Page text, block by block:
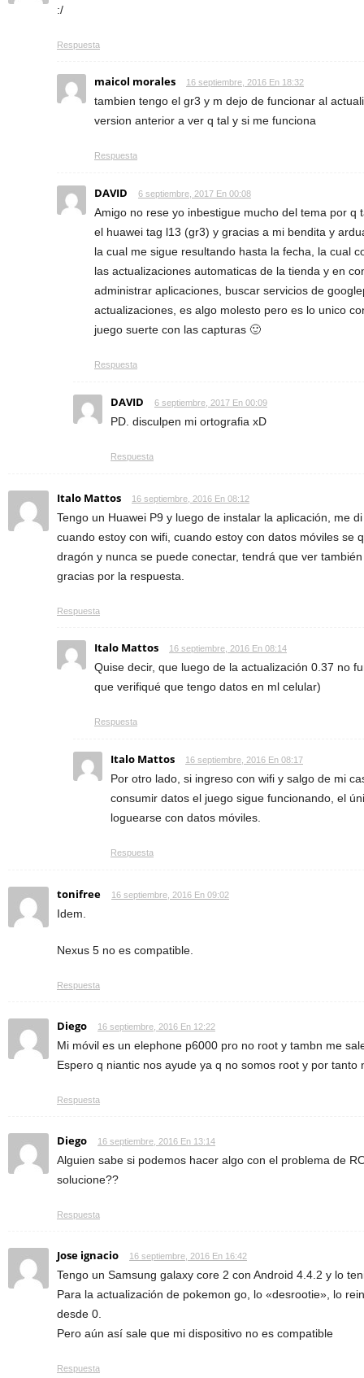
:/
Respuesta
maicol morales 16 septiembre, 2016 En 18:32
tambien tengo el gr3 y m dejo de funcionar al
version anterior a ver q tal y si me funciona
Respuesta
DAVID 6 septiembre, 2017 En 00:08
Amigo no rese yo inbestigue mucho del tema por q
el huawei tag l13 (gr3) y gracias a mi bendita y
la cual me sigue resultando hasta la fecha, la cual
las actualizaciones automaticas de la tienda y en
administrar aplicaciones, buscar servicios de
actualizaciones, es algo molesto pero es lo unico
juego suerte con las capturas 🙂
Respuesta
DAVID 6 septiembre, 2017 En 00:09
PD. disculpen mi ortografia xD
Respuesta
Italo Mattos 16 septiembre, 2016 En 08:12
Tengo un Huawei P9 y luego de instalar la aplicación, me
cuando estoy con wifi, cuando estoy con datos móviles se
dragón y nunca se puede conectar, tendrá que ver
gracias por la respuesta.
Respuesta
Italo Mattos 16 septiembre, 2016 En 08:14
Quise decir, que luego de la actualización 0.37 no
que verifiqué que tengo datos en ml celular)
Respuesta
Italo Mattos 16 septiembre, 2016 En 08:17
Por otro lado, si ingreso con wifi y salgo de mi
consumir datos el juego sigue funcionando, el
loguearse con datos móviles.
Respuesta
tonifree 16 septiembre, 2016 En 09:02
Idem.
Nexus 5 no es compatible.
Respuesta
Diego 16 septiembre, 2016 En 12:22
Mi móvil es un elephone p6000 pro no root y tambn me
Espero q niantic nos ayude ya q no somos root y por tanto
Respuesta
Diego 16 septiembre, 2016 En 13:14
Alguien sabe si podemos hacer algo con el problema de
solucione??
Respuesta
Jose ignacio 16 septiembre, 2016 En 16:42
Tengo un Samsung galaxy core 2 con Android 4.4.2 y lo
Para la actualización de pokemon go, lo «desrootie», lo
desde 0.
Pero aún así sale que mi dispositivo no es compatible
Respuesta